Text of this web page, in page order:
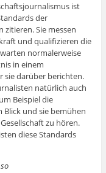
ist
der
zitieren. Sie messen
und qualifizieren die
normalerweise
in einem
sie darüber berichten.
natürlich auch
Beispiel die
Blick und sie bemühen
zu hören.
diese Standards